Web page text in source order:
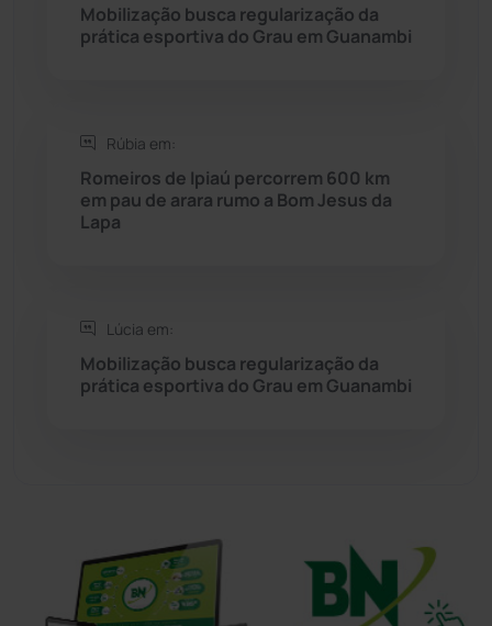
Seabra (50)
Sítio do Mato
Sudoeste Baiano
Mobilização busca regularização da
prática esportiva do Grau em Guanambi
Rúbia em:
Romeiros de Ipiaú percorrem 600 km
em pau de arara rumo a Bom Jesus da
Lapa
Lúcia em:
Mobilização busca regularização da
prática esportiva do Grau em Guanambi